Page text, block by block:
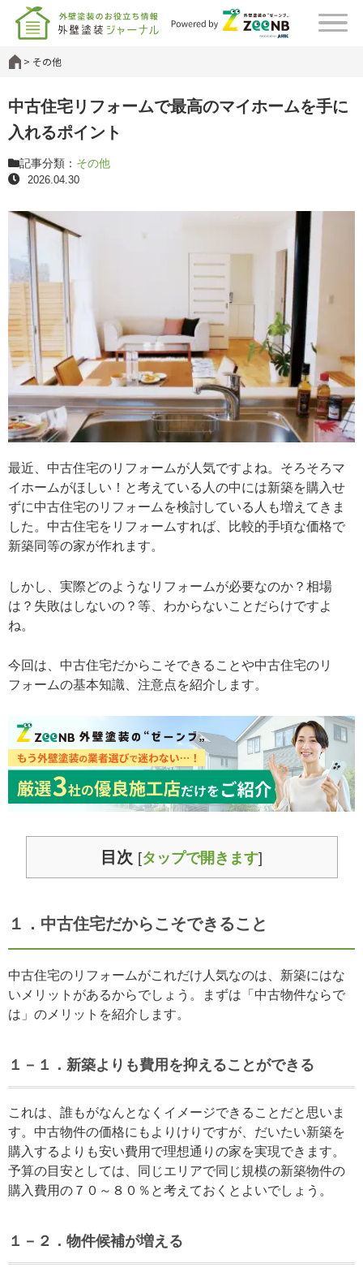
その他
中古住宅リフォームで最高のマイホームを手に
入れるポイント
記事分類： その他
2026.04.30
最近、中古住宅のリフォームが人気ですよね。そろそろマ
イホームがほしい！と考えている人の中には新築を購入せ
ずに中古住宅のリフォームを検討している人も増えてきま
した。中古住宅をリフォームすれば、比較的手頃な価格で
新築同等の家が作れます。
しかし、実際どのようなリフォームが必要なのか？相場
は？失敗はしないの？等、わからないことだらけですよ
ね。
今回は、中古住宅だからこそできることや中古住宅のリ
フォームの基本知識、注意点を紹介します。
目次 [タップで開きます]
１．中古住宅だからこそできること
中古住宅のリフォームがこれだけ人気なのは、新築にはな
いメリットがあるからでしょう。まずは「中古物件ならで
は」のメリットを紹介します。
１－１．新築よりも費用を抑えることができる
これは、誰もがなんとなくイメージできることだと思いま
す。中古物件の価格にもよりけりですが、だいたい新築を
購入するよりも安い費用で理想通りの家を実現できます。
予算の目安としては、同じエリアで同じ規模の新築物件の
購入費用の７０～８０％と考えておくとよいでしょう。
１－２．物件候補が増える